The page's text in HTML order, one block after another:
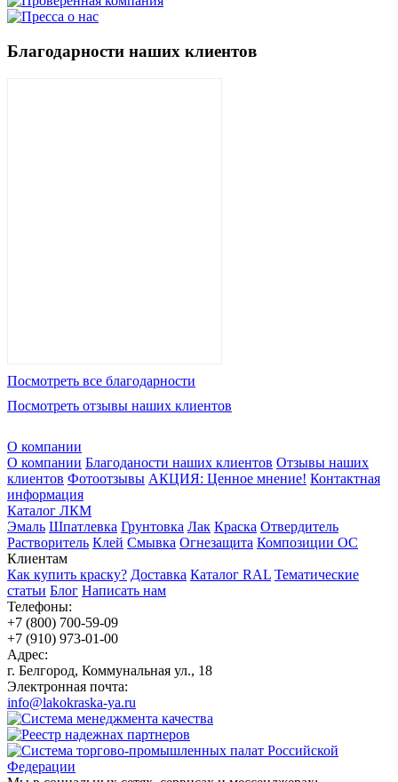
Благодарности наших клиентов
Посмотреть все благодарности
Посмотреть отзывы наших клиентов
О компании
О компании Благоданости наших клиентов Отзывы наших
клиентов Фотоотзывы АКЦИЯ: Ценное мнение! Контактная
информация
Каталог ЛКМ
Эмаль Шпатлевка Грунтовка Лак Краска Отвердитель
Растворитель Клей Смывка Огнезащита Композиции ОС
Клиентам
Как купить краску? Доставка Каталог RAL Тематические
статьи Блог Написать нам
Телефоны:
+7 (800) 700-59-09
+7 (910) 973-01-00
Адрес:
г. Белгород, Коммунальная ул., 18
Электронная почта:
info@lakokraska-ya.ru